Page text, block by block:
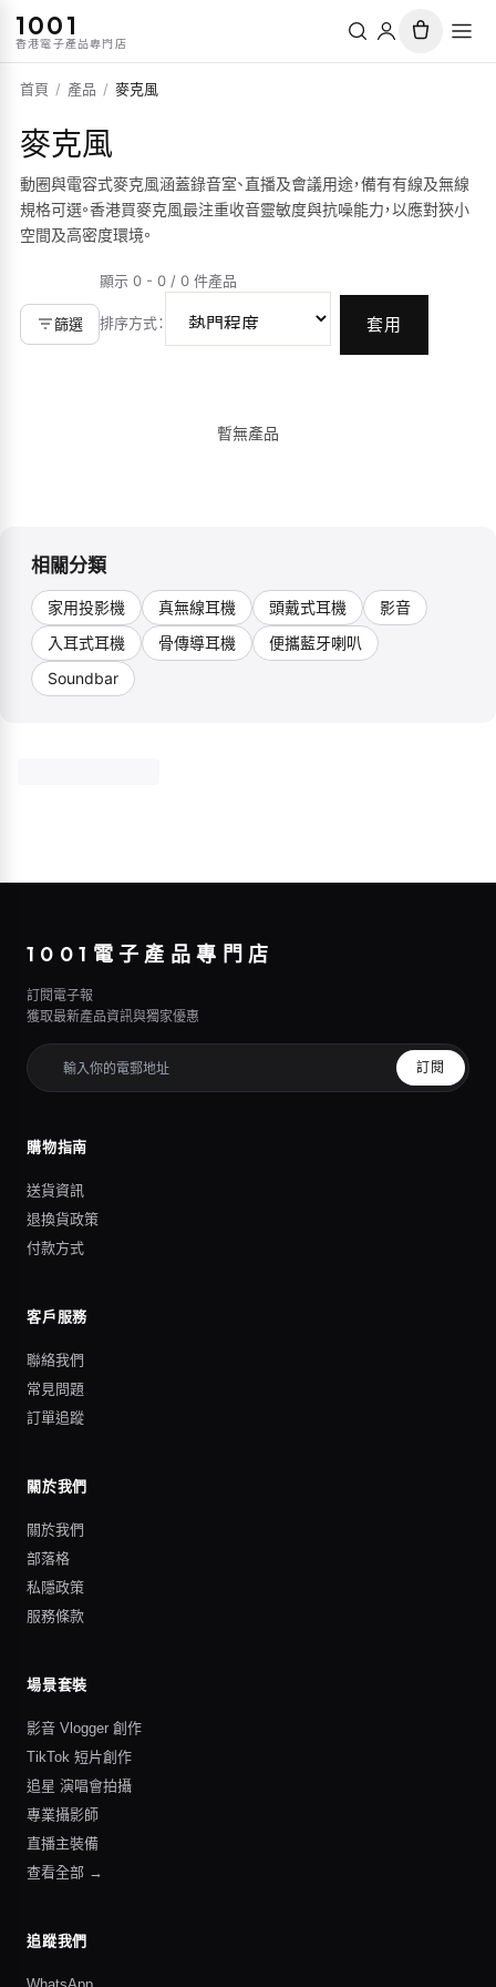
1001
香港電子產品專門店
首頁 / 產品 / 麥克風
麥克風
動圈與電容式麥克風涵蓋錄音室、直播及會議用途，備有有線及無線
規格可選。香港買麥克風最注重收音靈敏度與抗噪能力，以應對狹小
空間及高密度環境。
篩選
顯示 0 - 0 / 0 件產品
排序方式： 套用
暫無產品
相關分類
家用投影機 真無線耳機 頭戴式耳機
影音
入耳式耳機
骨傳導耳機
便攜藍牙喇叭
Soundbar
1001電子產品專門店
訂閱電子報
獲取最新產品資訊與獨家優惠
訂閱
購物指南
送貨資訊
退換貨政策
付款方式
客戶服務
聯絡我們
常見問題
訂單追蹤
關於我們
關於我們
部落格
私隱政策
服務條款
場景套裝
影音 Vlogger 創作
TikTok 短片創作
追星 演唱會拍攝
專業攝影師
直播主裝備
查看全部 →
追蹤我們